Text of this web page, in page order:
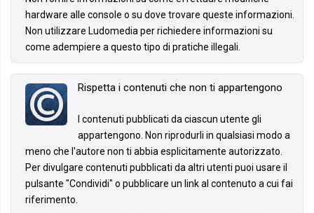
hardware alle console o su dove trovare queste informazioni.
Non utilizzare Ludomedia per richiedere informazioni su
come adempiere a questo tipo di pratiche illegali.
Rispetta i contenuti che non ti appartengono
I contenuti pubblicati da ciascun utente gli
appartengono. Non riprodurli in qualsiasi modo a
meno che l'autore non ti abbia esplicitamente autorizzato.
Per divulgare contenuti pubblicati da altri utenti puoi usare il
pulsante "Condividi" o pubblicare un link al contenuto a cui fai
riferimento.